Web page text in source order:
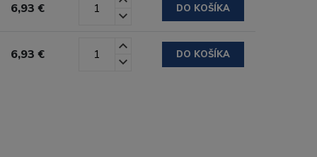
6,93 € DO KOŠÍKA
6,93 € DO KOŠÍKA